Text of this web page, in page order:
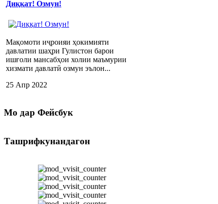
Диққат! Озмун!
Мақомоти иҷроияи ҳокимияти
давлатии шаҳри Гулистон барои
ишғоли мансабҳои холии маъмурии
хизмати давлатӣ озмун эълон...
25 Апр 2022
Мо дар Фейсбук
Ташрифкунандагон